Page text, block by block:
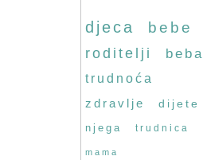
djeca bebe
roditelji beba
trudnoća
zdravlje
dijete
njega trudnica
mama